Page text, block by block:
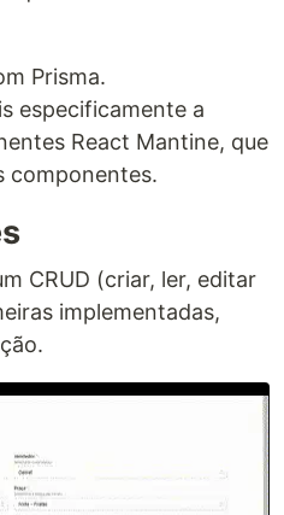
Prisma.
especificamente a
React Mantine, que
componentes.
CRUD (criar, ler, editar
implementadas,